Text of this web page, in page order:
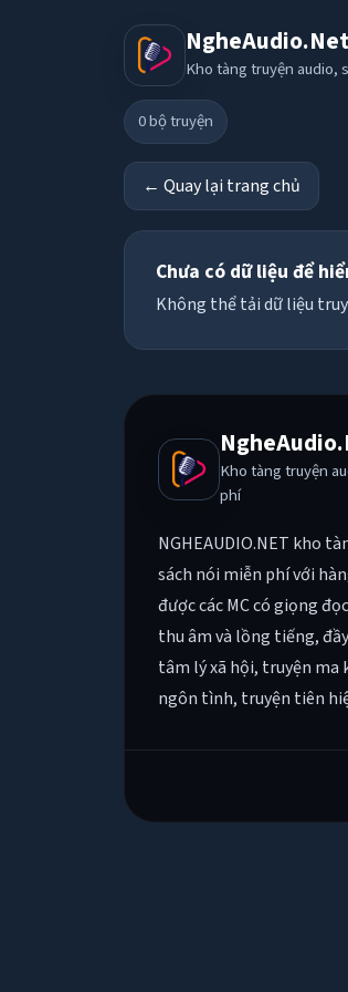
NgheAudio.Net
Kho tàng truyện audio,
0bộ truyện
← Quay lại trang chủ
Chưa có dữ liệu để
Không thể tải dữ liệu
Kho tàng truyện
phí
NGHEAUDIO.NET kho
sách nói miễn phí với
được các MC có giọng
thu âm và lồng tiếng,
tâm lý xã hội, truyện ma
ngôn tình, truyện tiên